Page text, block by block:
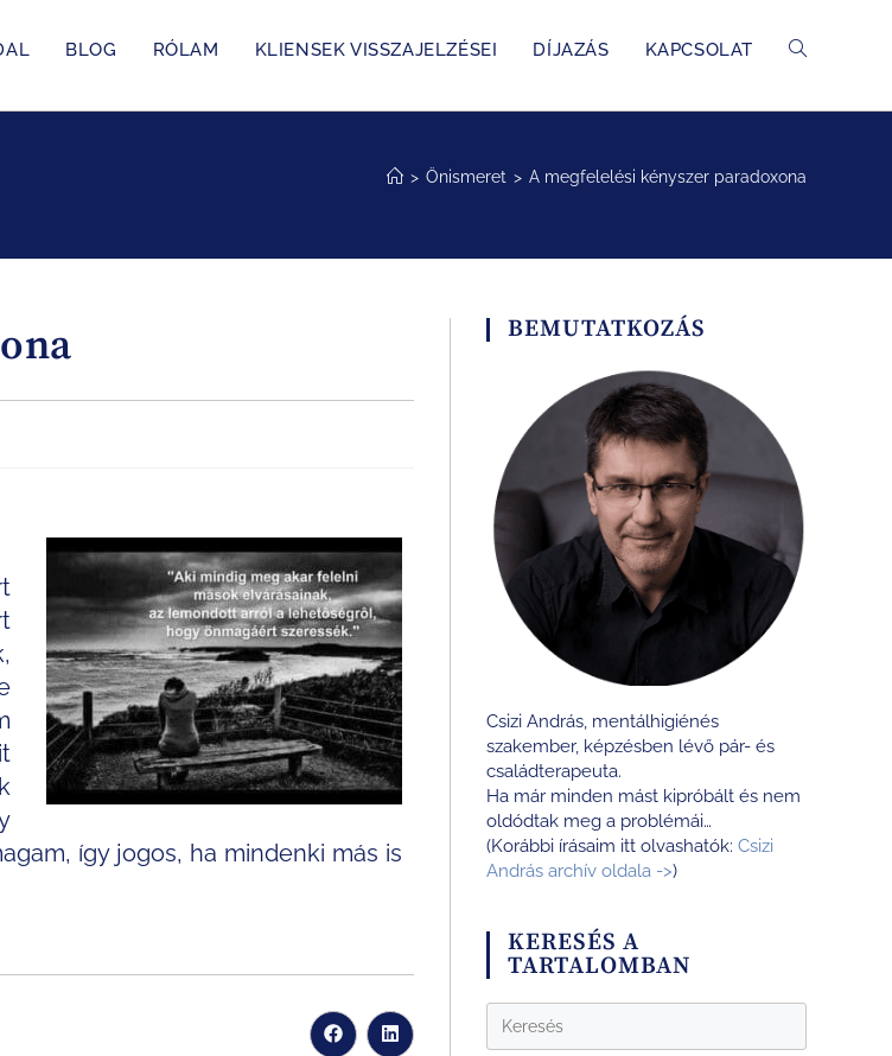
BLOG RÓLAM KLIENSEK VISSZAJELZÉSEI DÍJAZÁS KAPCSOLAT
> Önismeret > A megfelelési kényszer paradoxona
így jogos, ha mindenki más is
BEMUTATKOZÁS
Csizi András, mentálhigiénés
szakember, képzésben lévő pár- és
családterapeuta.
Ha már minden mást kipróbált és nem
oldódtak meg a problémái…
(Korábbi írásaim itt olvashatók: Csizi
András archív oldala ->)
KERESÉS A
TARTALOMBAN